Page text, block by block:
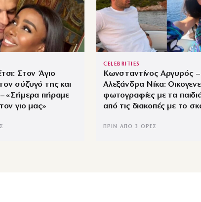
Στον Άγιο
σύζυγό της και
«Σήμερα πήραμε
γιο μας»
CELEBRITIES
Κωνσταντίνος Αργυρός –
Αλεξάνδρα Νίκα:
φωτογραφίες με τα
από τις διακοπές με το
ΠΡΙΝ ΑΠΌ 3 ΏΡΕΣ